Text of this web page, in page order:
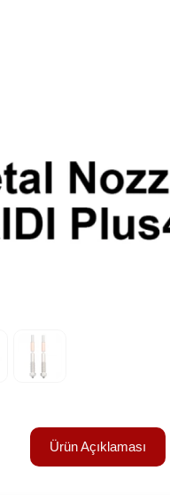
Ürün Açıklaması